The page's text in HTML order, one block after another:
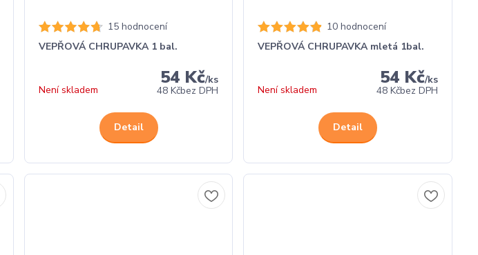
15 hodnocení
VEPŘOVÁ CHRUPAVKA 1 bal.
54 Kč/ks
48 Kčbez DPH
Není skladem
Detail
10 hodnocení
VEPŘOVÁ CHRUPAVKA mletá 1bal.
54 Kč/ks
48 Kčbez DPH
Není skladem
Detail